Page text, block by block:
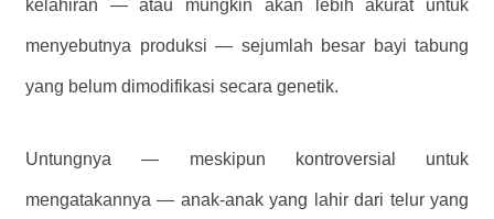
kelahiran — atau mungkin akan lebih akurat untuk
menyebutnya produksi — sejumlah besar bayi tabung
yang belum dimodifikasi secara genetik.
Untungnya — meskipun kontroversial untuk
mengatakannya — anak-anak yang lahir dari telur yang